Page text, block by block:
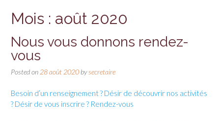
Mois : août 2020
Nous vous donnons rendez-
vous
Posted on 28 août 2020 bysecretaire
Besoin d’un renseignement ? Désir de découvrir nos activités
? Désir de vous inscrire ? Rendez-vous